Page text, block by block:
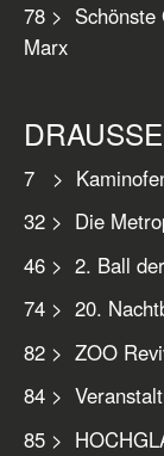
78 > Schönste
Marx
7 >
32 > Die
46 > 2. Ball
74 > 20.
82 > ZOO
84 >
85 >